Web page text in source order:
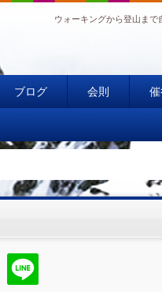
ウォーキングから登山ま
ブログ 会則